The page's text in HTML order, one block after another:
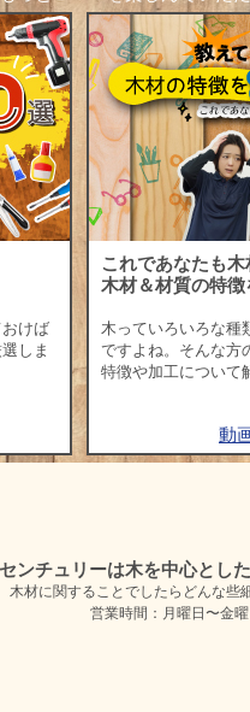
けば
しま
これであなたも
木材＆材質の特
木っていろいろな種
ですよね。そんな方
特徴や加工について
動
ンチュリーは木を中心とし
木材に関することでしたらどんな些
営業時間：月曜日〜金